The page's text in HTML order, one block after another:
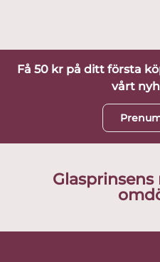
Få 50 kr på ditt första
vårt